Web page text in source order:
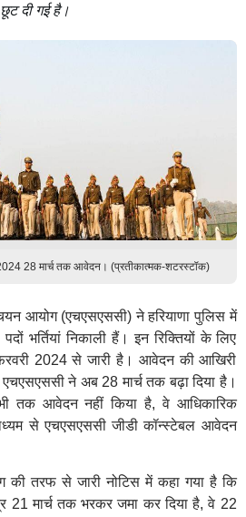
छूट दी गई है।
2024 28 मार्च तक आवेदन। (प्रतीकात्मक-शटरस्टॉक)
चयन आयोग (एचएसएससी) ने हरियाणा पुलिस में
भर्तियां निकाली हैं। इन रिक्तियों के लिए
2024 से जारी है। आवेदन की आखिरी
ने अब 28 मार्च तक बढ़ा दिया है।
तक आवेदन नहीं किया है, वे आधिकारिक
से एचएसएससी जीडी कॉन्स्टेबल आवेदन
की तरफ से जारी नोटिस में कहा गया है कि
21 मार्च तक भरकर जमा कर दिया है, वे 22